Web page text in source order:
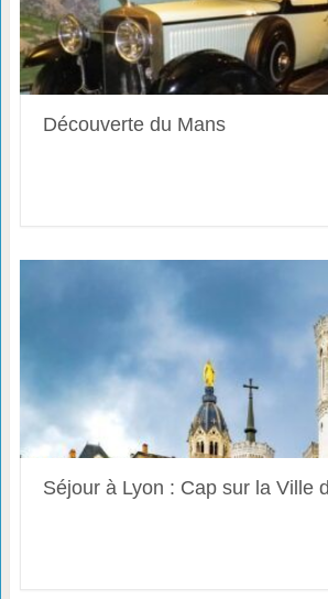
Découverte du Mans
Séjour à Lyon : Cap sur la Ville